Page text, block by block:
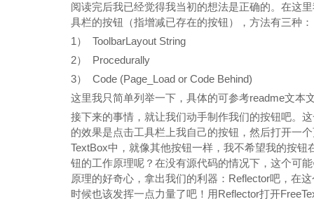
阅读完后我已经觉得我当初的想法是正确的。在这
具栏的按钮（指增减已存在的按钮），方法有三种：
1） ToolbarLayout String
2） Procedurally
3） Code (Page_Load or Code Behind)
这里我只简单列举一下，具体的可参考readme文本
接下来的事情，就让我们动手制作我们的按钮吧。
的效果是点击工具栏上我自己的按钮，然后打开一
TextBox中，就像其他按钮一样，我不希望我的按
钮的工作原理呢？在没有源代码的情况下，这个可
原理的好奇心，拿出我们的利器：Reflector吧，在
时候也该发挥一点力量了吧！用Reflector打开